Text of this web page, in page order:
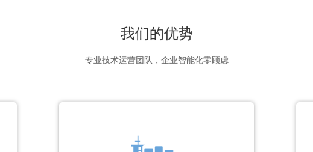
我们的优势
专业技术运营团队，企业智能化零顾虑